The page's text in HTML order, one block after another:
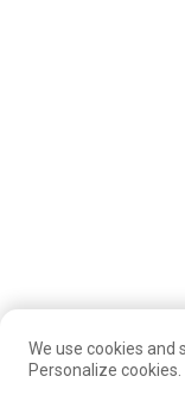
We use cookies and
Personalize cookies.